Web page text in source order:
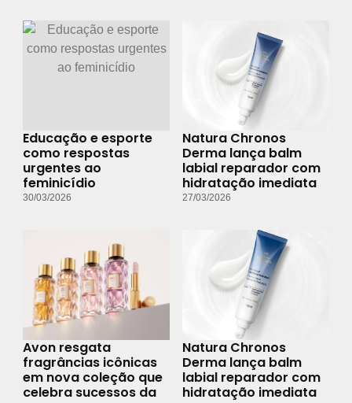
Educação e esporte
como respostas
urgentes ao
feminicídio
30/03/2026
Natura Chronos
Derma lança balm
labial reparador com
hidratação imediata
27/03/2026
Avon resgata
fragrâncias icônicas
em nova coleção que
celebra sucessos da
Natura Chronos
Derma lança balm
labial reparador com
hidratação imediata